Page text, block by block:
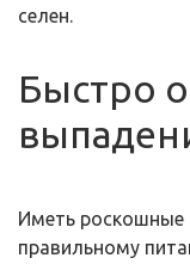
селен.
Быстро
Иметь
правильному